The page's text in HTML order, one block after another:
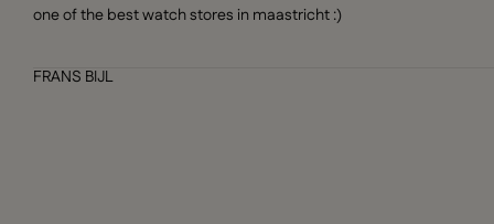
one of the best watch stores in maastricht :)
FRANS BIJL